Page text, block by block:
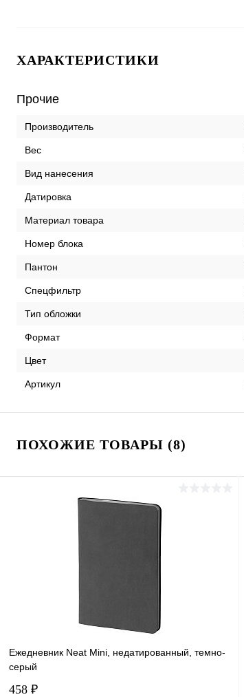
ХАРАКТЕРИСТИКИ
Прочие
Производитель
Вес
Вид нанесения
Датировка
Материал товара
Номер блока
Пантон
Спецфильтр
Тип обложки
Формат
Цвет
Артикул
ПОХОЖИЕ ТОВАРЫ (8)
Ежедневник Neat Mini, недатированный, темно-
серый
458 ₽